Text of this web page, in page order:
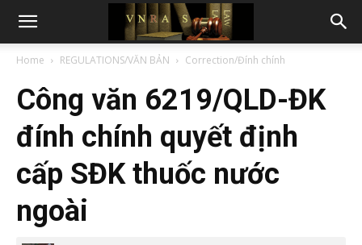
Home REGULATIONS/VĂN BẢN Correction/Đính chính
Công văn 6219/QLD-ĐK
đính chính quyết định
cấp SĐK thuốc nước
ngoài